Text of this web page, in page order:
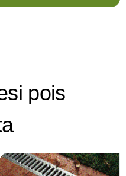
pois